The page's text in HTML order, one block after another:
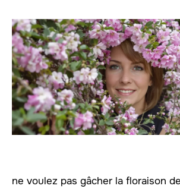
ne voulez pas gâcher la floraison